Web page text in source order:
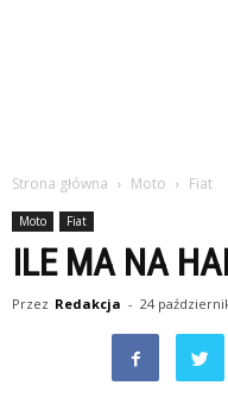
Strona główna Moto Fiat
Moto Fiat
ILE MA NA
Przez Redakcja - 24